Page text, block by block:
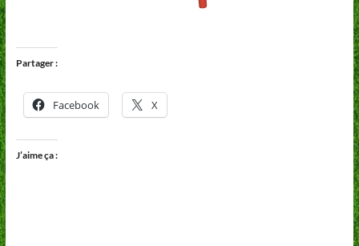
Partager :
Facebook X
J’aime ça :